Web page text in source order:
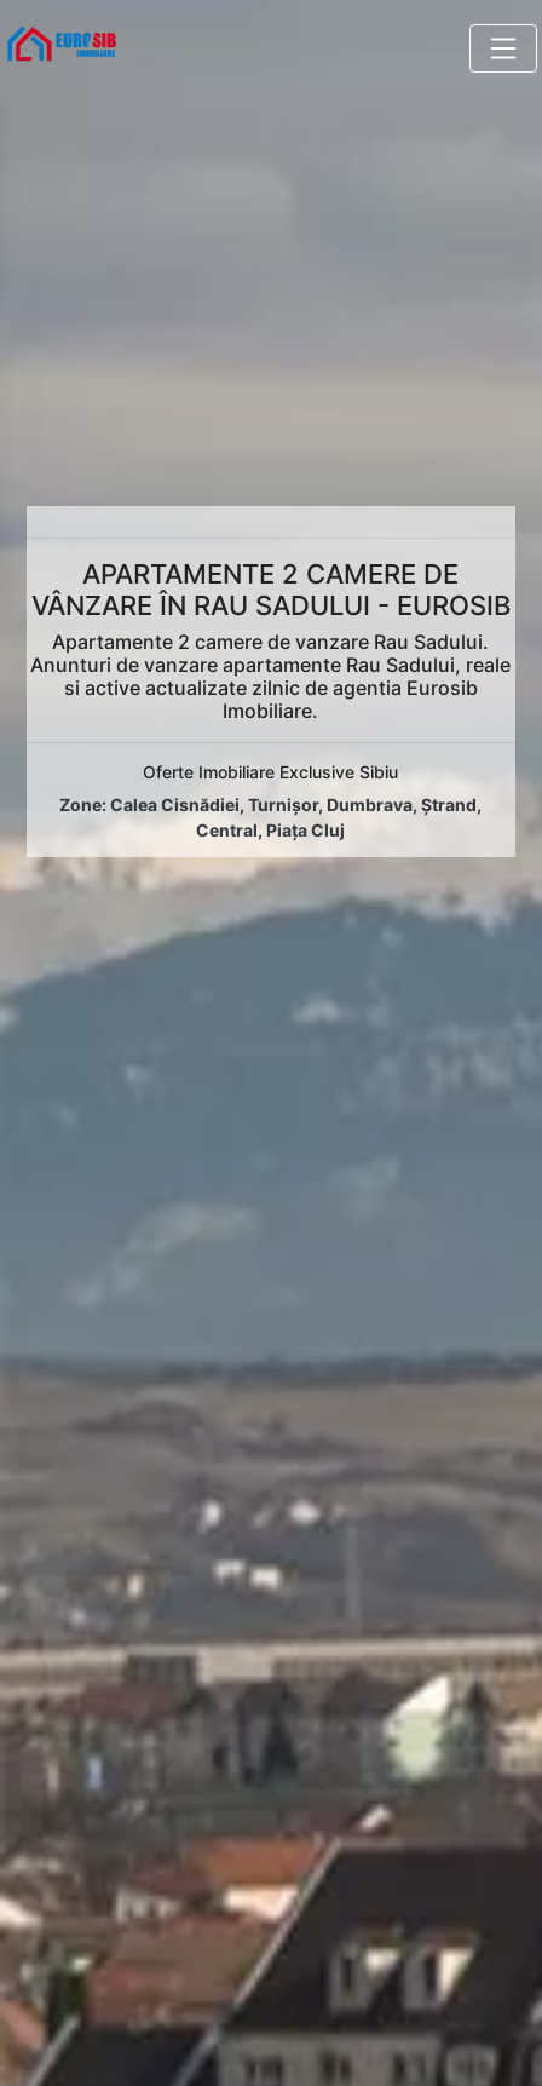
APARTAMENTE 2 CAMERE DE
VÂNZARE ÎN RAU SADULUI - EUROSIB
Apartamente 2 camere de vanzare Rau Sadului.
Anunturi de vanzare apartamente Rau Sadului, reale
si active actualizate zilnic de agentia Eurosib
Imobiliare.
Oferte Imobiliare Exclusive Sibiu
Zone:Calea Cisnădiei,Turnișor, Dumbrava,Ștrand,
Central, Piața Cluj